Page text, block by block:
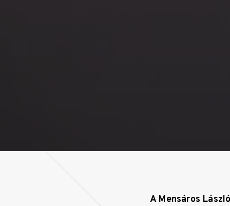
A Mensáros